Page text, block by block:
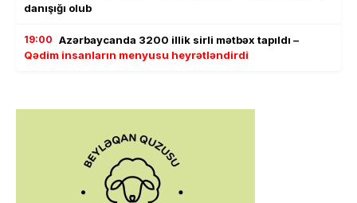
danışığı olub
19:00 Azərbaycanda 3200 illik sirli mətbəx tapıldı –
Qədim insanların menyusu heyrətləndirdi